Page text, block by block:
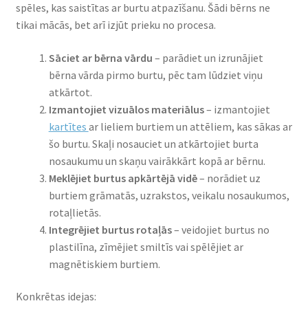
spēles, kas saistītas ar burtu atpazīšanu. Šādi bērns ne
tikai mācās, bet arī izjūt prieku no procesa.
Sāciet ar bērna vārdu – parādiet un izrunājiet
bērna vārda pirmo burtu, pēc tam lūdziet viņu
atkārtot.
Izmantojiet vizuālos materiālus– izmantojiet
kartītes ar lieliem burtiem un attēliem, kas sākas ar
šo burtu. Skaļi nosauciet un atkārtojiet burta
nosaukumu un skaņu vairākkārt kopā ar bērnu.
Meklējiet burtus apkārtējā vidē– norādiet uz
burtiem grāmatās, uzrakstos, veikalu nosaukumos,
rotaļlietās.
Integrējiet burtus rotaļās– veidojiet burtus no
plastilīna, zīmējiet smiltīs vai spēlējiet ar
magnētiskiem burtiem.
Konkrētas idejas: